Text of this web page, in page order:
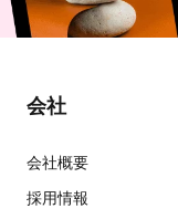
会社
会社概要
採用情報